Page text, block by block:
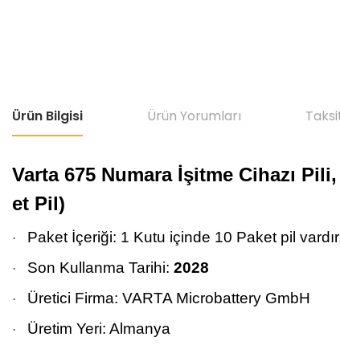
Ürün Bilgisi Ürün Yorumları
Varta 675 Numara İşitme Cihazı
et Pil)
· Paket İçeriği: 1 Kutu içinde 10 Paket pil
· Son Kullanma Tarihi: 2028
· Üretici Firma: VARTA Microbattery GmbH
· Üretim Yeri: Almanya